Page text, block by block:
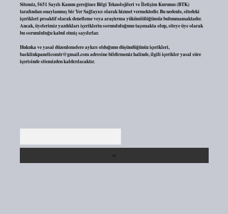
Sitemiz, 5651 Sayılı Kanun gereğince Bilgi Teknolojileri ve İletişim Kurumu (BTK)
tarafından onaylanmış bir Yer Sağlayıcı olarak hizmet vermektedir. Bu nedenle, sitedeki
içerikleri proaktif olarak denetleme veya araştırma yükümlülüğümüz bulunmamaktadır.
Ancak, üyelerimiz yazdıkları içeriklerin sorumluluğunu taşımakta olup, siteye üye olarak
bu sorumluluğu kabul etmiş sayılırlar.
Hukuka ve yasal düzenlemelere aykırı olduğunu düşündüğünüz içerikleri,
backlinkpanelicomtr@gmail.comadresine bildirmeniz halinde, ilgili içerikler yasal süre
içerisinde sitemizden kaldırılacaktır.